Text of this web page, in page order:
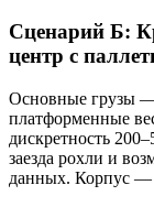
Сценарий Б:
центр с
Основные грузы
платформенные
дискретность
заезда рохли и
данных. Корпус —